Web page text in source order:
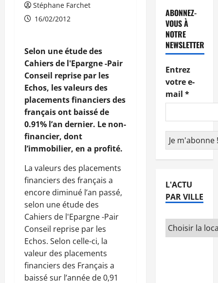
Stéphane Farchet
16/02/2012
Selon une étude des
Cahiers de l'Epargne -Pair
Conseil reprise par les
Echos, les valeurs des
placements financiers des
français ont baissé de
0.91% l’an dernier. Le non-
financier, dont
l’immobilier, en a profité.
La valeurs des placements
financiers des français a
encore diminué l’an passé,
selon une étude des
Cahiers de l'Epargne -Pair
Conseil reprise par les
Echos. Selon celle-ci, la
valeur des placements
financiers des Français a
baissé sur l’année de 0,91
ABONNEZ-
VOUS À
NOTRE
NEWSLETTER
Entrez
votre e-
mail *
L'ACTU
PAR VILLE